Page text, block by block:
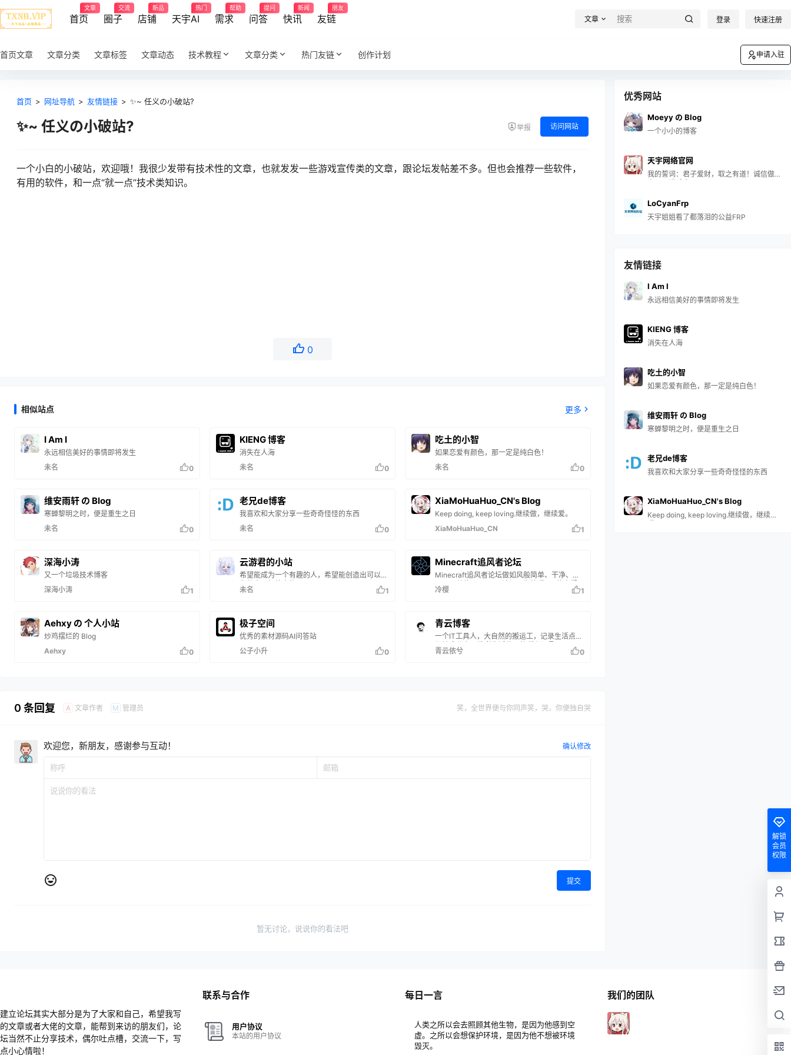
首页
文章
圈子
交流
店铺
新品
天宇AI
热门
需求
帮助
问答
提问
快讯
新闻
友链
朋友
文章 登录 快速注册
首页文章 文章分类 文章标签 文章动态 技术教程 文章分类 热门友链 创作计划 申请入驻
首页 > 网址导航 > 友情链接 > ✨~ 任义の小破站?
✨~ 任义の小破站? 举报 访问网站
一个小白的小破站，欢迎哦！我很少发带有技术性的文章，也就发发一些游戏宣传类的文章，跟论坛发帖差不多。但也会推荐一些软件，
有用的软件，和一点“就一点”技术类知识。
0
相似站点 更多
I Am I
永远相信美好的事情即将发生
未名
0
KIENG 博客
消失在人海
未名
0
吃土的小智
如果恋爱有颜色，那一定是纯白色！
未名
0
维安雨轩 の Blog
寒蝉黎明之时，便是重生之日
未名
0
老兄de博客
我喜欢和大家分享一些奇奇怪怪的东西
未名
0
XiaMoHuaHuo_CN's Blog
Keep doing, keep loving.继续做，继续爱。
XiaMoHuaHuo_CN
1
深海小涛
又一个垃圾技术博客
深海小涛
1
云游君的小站
希望能成为一个有趣的人，希望能创造出可以成
为他人回忆的事物。
未名 1
Minecraft追风者论坛
Minecraft追风者论坛做如风般简单、干净、好
用、公益的Minecraft论坛，为热爱MC的人们一
直运行下去~追风者论坛是为满足热爱沙盒游戏
行为，热爱Minecraft的人们共建了一个新的
Minecraft聊天分享站。这里没有复杂的等级制
度，没有眼花的广告，只有简单的交互逻辑提供
给需要的玩家们。提供服务…
冷樱 1
Aehxy の 个人小站
炒鸡摆烂的 Blog
Aehxy
0
极子空间
优秀的素材源码AI问答站
公子小升
0
青云博客
一个IT工具人，大自然的搬运工，记录生活点滴
与技术分享，搜刮生活藏下的所有温柔。
青云依兮 0
0 条回复 A 文章作者 M 管理员 笑，全世界便与你同声笑，哭，你便独自哭
欢迎您，新朋友，感谢参与互动！ 确认修改
提交
暂无讨论，说说你的看法吧
优秀网站
Moeyy の Blog
一个小小的博客
天宇网络官网
我的誓词：君子爱财，取之有道！诚信做
LoCyanFrp
天宇姐姐看了都落泪的公益FRP
友情链接
I Am I
永远相信美好的事情即将发生
KIENG 博客
消失在人海
吃土的小智
如果恋爱有颜色，那一定是纯白色！
维安雨轩 の Blog
寒蝉黎明之时，便是重生之日
老兄de博客
我喜欢和大家分享一些奇奇怪怪的东西
XiaMoHuaHuo_CN's Blog
Keep doing, keep loving.继续做，继续
解锁
会员
权限
建立论坛其实大部分是为了大家和自己，希望我写
的文章或者大佬的文章，能帮到来访的朋友们，论
坛当然不止分享技术，偶尔吐点槽，交流一下，写
点小心情啦！
联系与合作
用户协议
本站的用户协议
每日一言
人类之所以会去照顾其他生物，是因为他感到空
虚。之所以会想保护环境，是因为他不想被环境
毁灭。
我们的团队